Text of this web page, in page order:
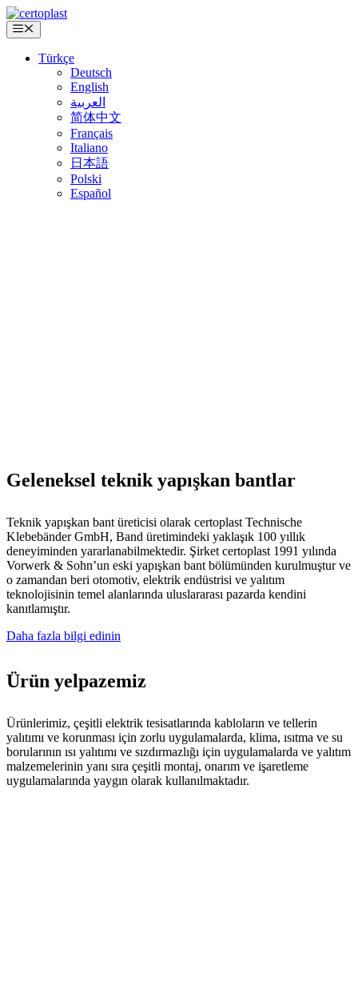
İçeriğe
atla
Menü
Türkçe
Deutsch
English
العربية
简体中文
Français
Italiano
日本語
Polski
Español
Geleneksel teknik yapışkan bantlar
Teknik yapışkan bant üreticisi olarak certoplast Technische
Klebebänder GmbH, Band üretimindeki yaklaşık 100 yıllık
deneyiminden yararlanabilmektedir. Şirket certoplast 1991 yılında
Vorwerk & Sohn’un eski yapışkan bant bölümünden kurulmuştur ve
o zamandan beri otomotiv, elektrik endüstrisi ve yalıtım
teknolojisinin temel alanlarında uluslararası pazarda kendini
kanıtlamıştır.
Daha fazla bilgi edinin
Ürün yelpazemiz
Ürünlerimiz, çeşitli elektrik tesisatlarında kabloların ve tellerin
yalıtımı ve korunması için zorlu uygulamalarda, klima, ısıtma ve su
borularının ısı yalıtımı ve sızdırmazlığı için uygulamalarda ve yalıtım
malzemelerinin yanı sıra çeşitli montaj, onarım ve işaretleme
uygulamalarında yaygın olarak kullanılmaktadır.